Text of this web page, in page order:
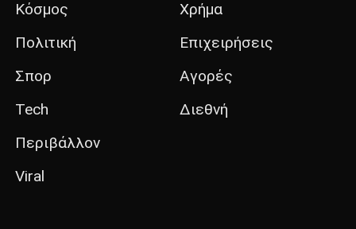
Κόσμος
Πολιτική
Σπορ
Tech
Περιβάλλον
Viral
Χρήμα
Επιχειρήσεις
Αγορές
Διεθνή